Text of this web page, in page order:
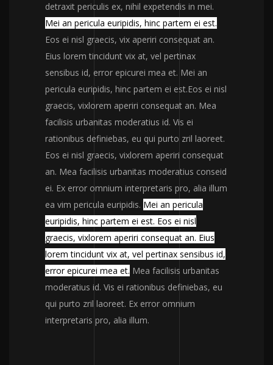
detraxit periculis ex, nihil expetendis in mei.
Mei an pericula euripidis, hinc partem ei est.
Eos ei nisl graecis, vix aperiri consequat an.
Eius lorem tincidunt vix at, vel pertinax
sensibus id, error epicurei mea et. Mei an
pericula euripidis, hinc partem ei est.Eos ei nisl
graecis, vixlorem aperiri consequat an. Mea
facilisis urbanitas moderatius id. Vis ei
rationibus definiebas, eu qui purto zril laoreet.
Eos ei nisl graecis, vixlorem aperiri consequat
an. Mea facilisis urbanitas moderatius conseid
ei. Ex error omnium interpretaris pro, alia illum
ea vim pericula euripidis. Mei an pericula
euripidis, hinc partem ei est. Eos ei nisl
graecis, vixlorem aperiri consequat an. Eius
lorem tincidunt vix at, vel pertinax sensibus id,
error epicurei mea et. Mea facilisis urbanitas
moderatius id. Vis ei rationibus definiebas, eu
qui purto zril laoreet. Ex error omnium
interpretaris pro, alia illum.